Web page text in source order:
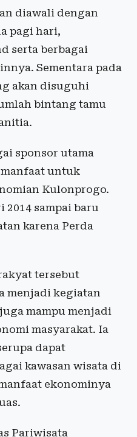
diawali dengan
pagi hari,
serta berbagai
Sementara pada
akan disuguhi
bintang tamu
sponsor utama
untuk
Kulonprogo.
sampai baru
karena Perda
tersebut
menjadi kegiatan
mampu menjadi
masyarakat. Ia
dapat
kawasan wisata di
ekonominya
Pariwisata